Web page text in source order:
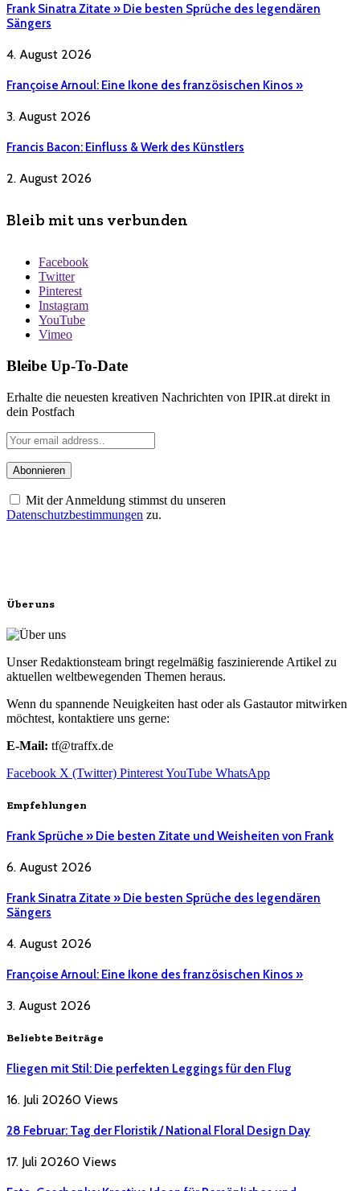
Frank Sinatra Zitate » Die besten Sprüche des legendären
Sängers
4. August 2026
Françoise Arnoul: Eine Ikone des französischen Kinos »
3. August 2026
Francis Bacon: Einfluss & Werk des Künstlers
2. August 2026
Bleib mit uns verbunden
Facebook
Twitter
Pinterest
Instagram
YouTube
Vimeo
Bleibe Up-To-Date
Erhalte die neuesten kreativen Nachrichten von IPIR.at direkt in
dein Postfach
Mit der Anmeldung stimmst du unseren
Datenschutzbestimmungen zu.
Über uns
Unser Redaktionsteam bringt regelmäßig faszinierende Artikel zu
aktuellen weltbewegenden Themen heraus.
Wenn du spannende Neuigkeiten hast oder als Gastautor mitwirken
möchtest, kontaktiere uns gerne:
E-Mail: tf@traffx.de
Facebook X (Twitter) PinterestYouTube WhatsApp
Empfehlungen
Frank Sprüche » Die besten Zitate und Weisheiten von Frank
6. August 2026
Frank Sinatra Zitate » Die besten Sprüche des legendären
Sängers
4. August 2026
Françoise Arnoul: Eine Ikone des französischen Kinos »
3. August 2026
Beliebte Beiträge
Fliegen mit Stil: Die perfekten Leggings für den Flug
16. Juli 20260 Views
28 Februar: Tag der Floristik / National Floral Design Day
17. Juli 20260 Views